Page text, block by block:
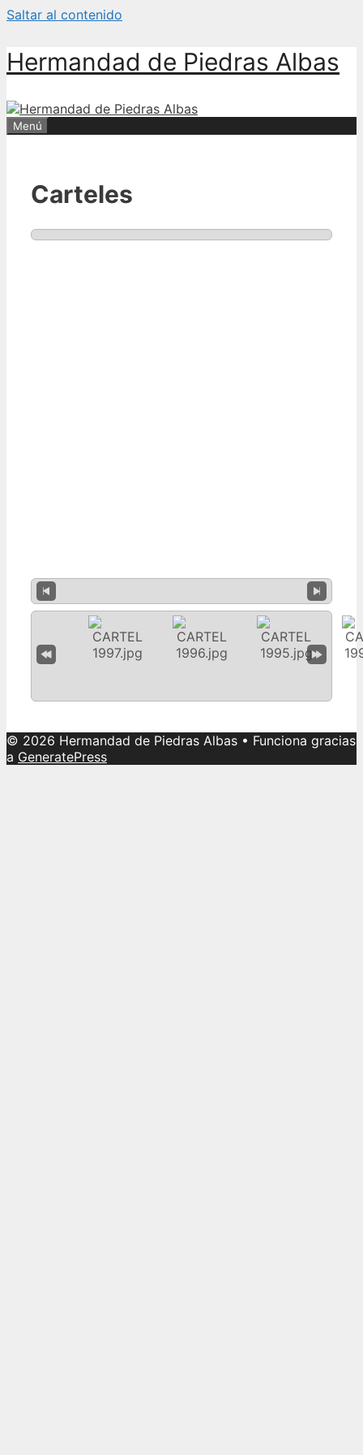
Saltar al contenido
Hermandad de Piedras Albas
Menú
Carteles
© 2026 Hermandad de Piedras Albas • Funciona gracias
a GeneratePress